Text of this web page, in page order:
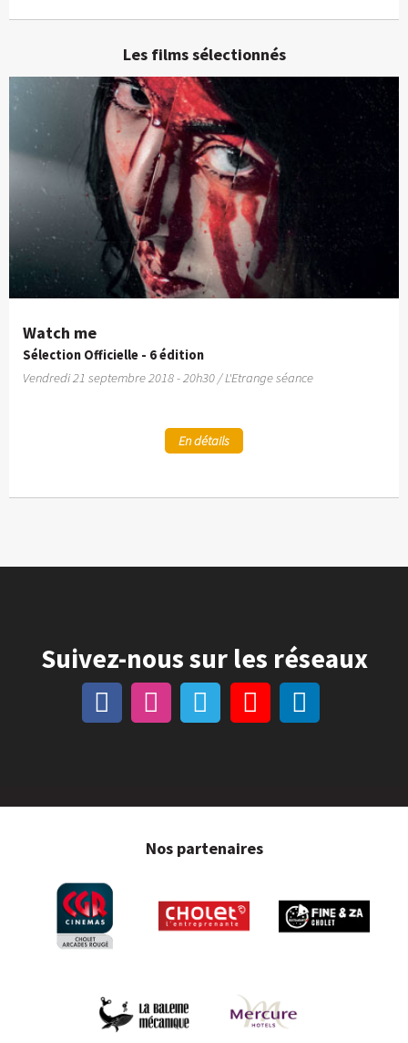
Les films sélectionnés
Watch me
Sélection Officielle - 6 édition
Vendredi 21 septembre 2018 - 20h30 / L'Etrange séance
En détails
Suivez-nous sur les réseaux
Nos partenaires